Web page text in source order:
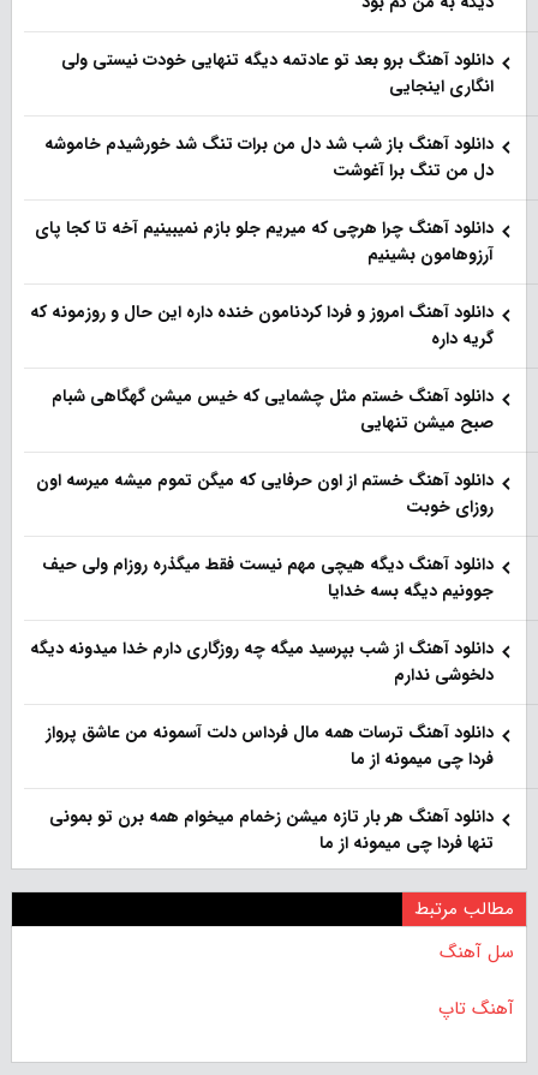
دانلود آهنگ برو بعد تو عادتمه دیگه تنهایی خودت نیستی ولی
انگاری اینجایی
دانلود آهنگ باز شب شد دل من برات تنگ شد خورشیدم خاموشه
دل من تنگ برا آغوشت
دانلود آهنگ چرا هرچی که میریم جلو بازم نمیبینیم آخه تا کجا پای
آرزوهامون بشینیم
دانلود آهنگ امروز و فردا کردنامون خنده داره این حال و روزمونه که
گریه داره
دانلود آهنگ خستم مثل چشمایی که خیس میشن گهگاهی شبام
صبح میشن تنهایی
دانلود آهنگ خستم از اون حرفایی که میگن تموم میشه میرسه اون
روزای خوبت
دانلود آهنگ دیگه هیچی مهم نیست فقط میگذره روزام ولی حیف
جوونیم دیگه بسه خدایا
دانلود آهنگ از شب بپرسید میگه چه روزگاری دارم خدا میدونه دیگه
دلخوشی ندارم
دانلود آهنگ ترسات همه مال فرداس دلت آسمونه من عاشق پرواز
فردا چی میمونه از ما
دانلود آهنگ هر بار تازه میشن زخمام میخوام همه برن تو بمونی
تنها فردا چی میمونه از ما
مطالب مرتبط
سل آهنگ
آهنگ تاپ